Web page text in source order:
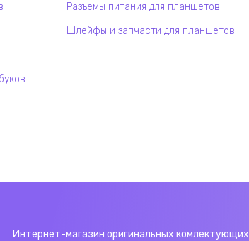
Разъемы питания для планшетов
Шлейфы и запчасти для планшетов
Интернет-магазин оригинальных комлектующих